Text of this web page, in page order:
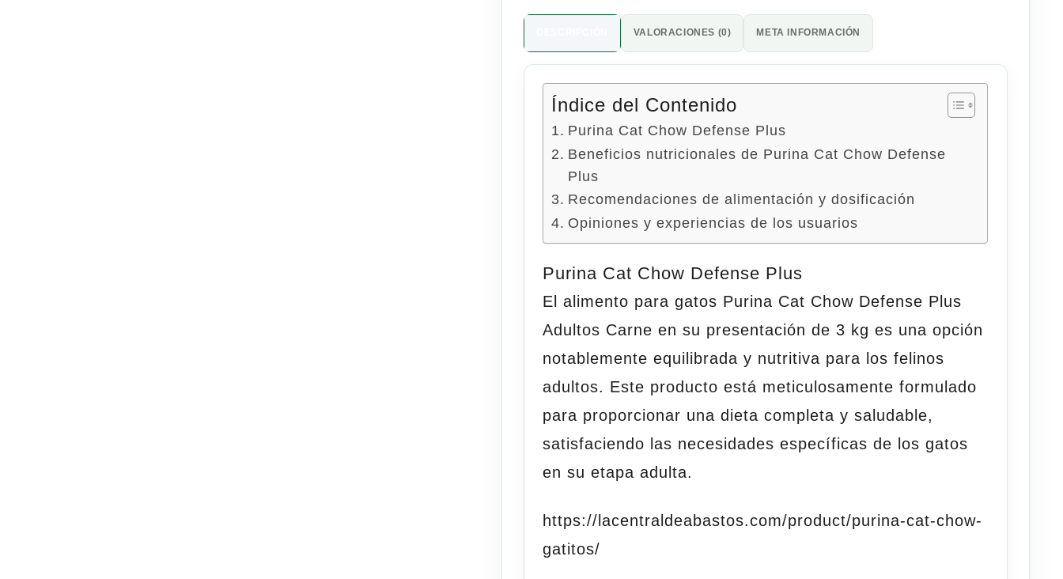
VALORACIONES (0) META INFORMACIÓN
Índice del Contenido
Purina Cat Chow Defense Plus
Beneficios nutricionales de Purina Cat Chow Defense
Plus
Recomendaciones de alimentación y dosificación
Opiniones y experiencias de los usuarios
Purina Cat Chow Defense Plus
El alimento para gatos Purina Cat Chow Defense Plus
Adultos Carne en su presentación de 3 kg es una opción
notablemente equilibrada y nutritiva para los felinos
adultos. Este producto está meticulosamente formulado
para proporcionar una dieta completa y saludable,
satisfaciendo las necesidades específicas de los gatos
en su etapa adulta.
https://lacentraldeabastos.com/product/purina-cat-chow-
gatitos/